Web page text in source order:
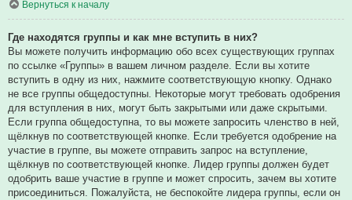
Вернуться к началу
Где находятся группы и как мне вступить в них?
Вы можете получить информацию обо всех существующих группах
по ссылке «Группы» в вашем личном разделе. Если вы хотите
вступить в одну из них, нажмите соответствующую кнопку. Однако
не все группы общедоступны. Некоторые могут требовать одобрения
для вступления в них, могут быть закрытыми или даже скрытыми.
Если группа общедоступна, то вы можете запросить членство в ней,
щёлкнув по соответствующей кнопке. Если требуется одобрение на
участие в группе, вы можете отправить запрос на вступление,
щёлкнув по соответствующей кнопке. Лидер группы должен будет
одобрить ваше участие в группе и может спросить, зачем вы хотите
присоединиться. Пожалуйста, не беспокойте лидера группы, если он